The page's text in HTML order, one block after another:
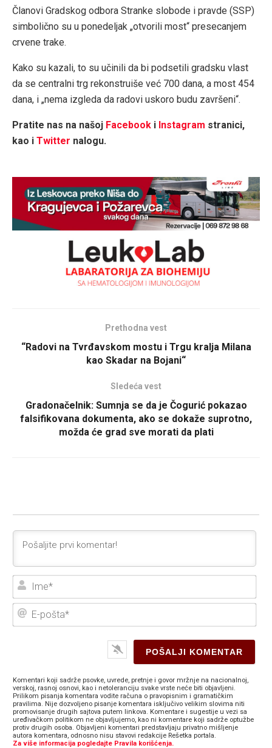
Članovi Gradskog odbora Stranke slobode i pravde (SSP)
simbolično su u ponedeljak „otvorili most“ presecanjem
crvene trake.
Kako su kazali, to su učinili da bi podsetili gradsku vlast
da se centralni trg rekonstruiše već 700 dana, a most 454
dana, i „nema izgleda da radovi uskoro budu završeni“.
Pratite nas na našoj Facebook i Instagram stranici,
kao i Twitter nalogu.
Prethodna vest
“Radovi na Tvrđavskom mostu i Trgu kralja Milana
kao Skadar na Bojani“
Sledeća vest
Gradonačelnik: Sumnja se da je Čogurić pokazao
falsifikovana dokumenta, ako se dokaže suprotno,
možda će grad sve morati da plati
E-
Komentari koji sadrže psovke, uvrede, pretnje i govor mržnje na nacionalnoj,
verskoj, rasnoj osnovi, kao i netoleranciju svake vrste neće biti objavljeni.
Prilikom pisanja komentara vodite računa o pravopisnim i gramatičkim
pravilima. Nije dozvoljeno pisanje komentara isključivo velikim slovima niti
promovisanje drugih sajtova putem linkova. Komentare i sugestije u vezi sa
uređivačkom politikom ne objavljujemo, kao ni komentare koji sadrže optužbe
protiv drugih osoba. Objavljeni komentari predstavljaju privatno mišljenje
autora komentara, odnosno nisu stavovi redakcije Rešetka portala.
Za više informacija pogledajte Pravila korišćenja.